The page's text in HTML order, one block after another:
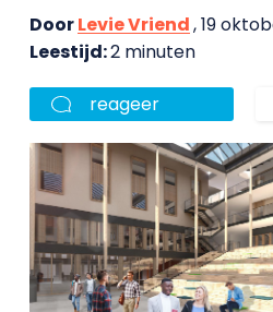
DoorLevie Vriend, 19
Leestijd:2 minuten
reageer